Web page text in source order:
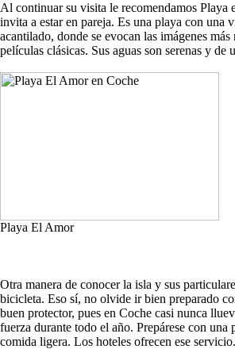
Al continuar su visita le recomendamos Playa
invita a estar en pareja. Es una playa con una
acantilado, donde se evocan las imágenes más
películas clásicas. Sus aguas son serenas y de
Playa El Amor
Otra manera de conocer la isla y sus
bicicleta. Eso sí, no olvide ir bien preparado
buen protector, pues en Coche casi nunca
fuerza durante todo el año. Prepárese con una
comida ligera. Los hoteles ofrecen ese servicio.